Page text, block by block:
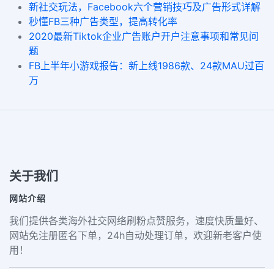
新社交玩法，Facebook六个营销技巧及广告形式详解
秒懂FB三种广告类型，提高转化率
2020最新Tiktok企业广告账户开户注意事项和常见问
题
FB上半年小游戏报告：新上线1986款、24款MAU过百
万
关于我们
网站介绍
我们提供各类海外社交网络刷粉点赞服务，速度快质量好、
网站免注册匿名下单，24h自动处理订单，欢迎新老客户使
用！